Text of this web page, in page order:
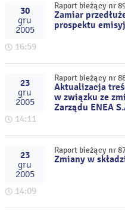
30
gru
2005
16:59
Raport bieżący nr
Zamiar
prospektu
23
gru
2005
14:11
Raport bieżący nr
Aktualizacja
w związku ze
Zarządu ENEA
23
gru
2005
14:09
Raport bieżący nr
Zmiany w